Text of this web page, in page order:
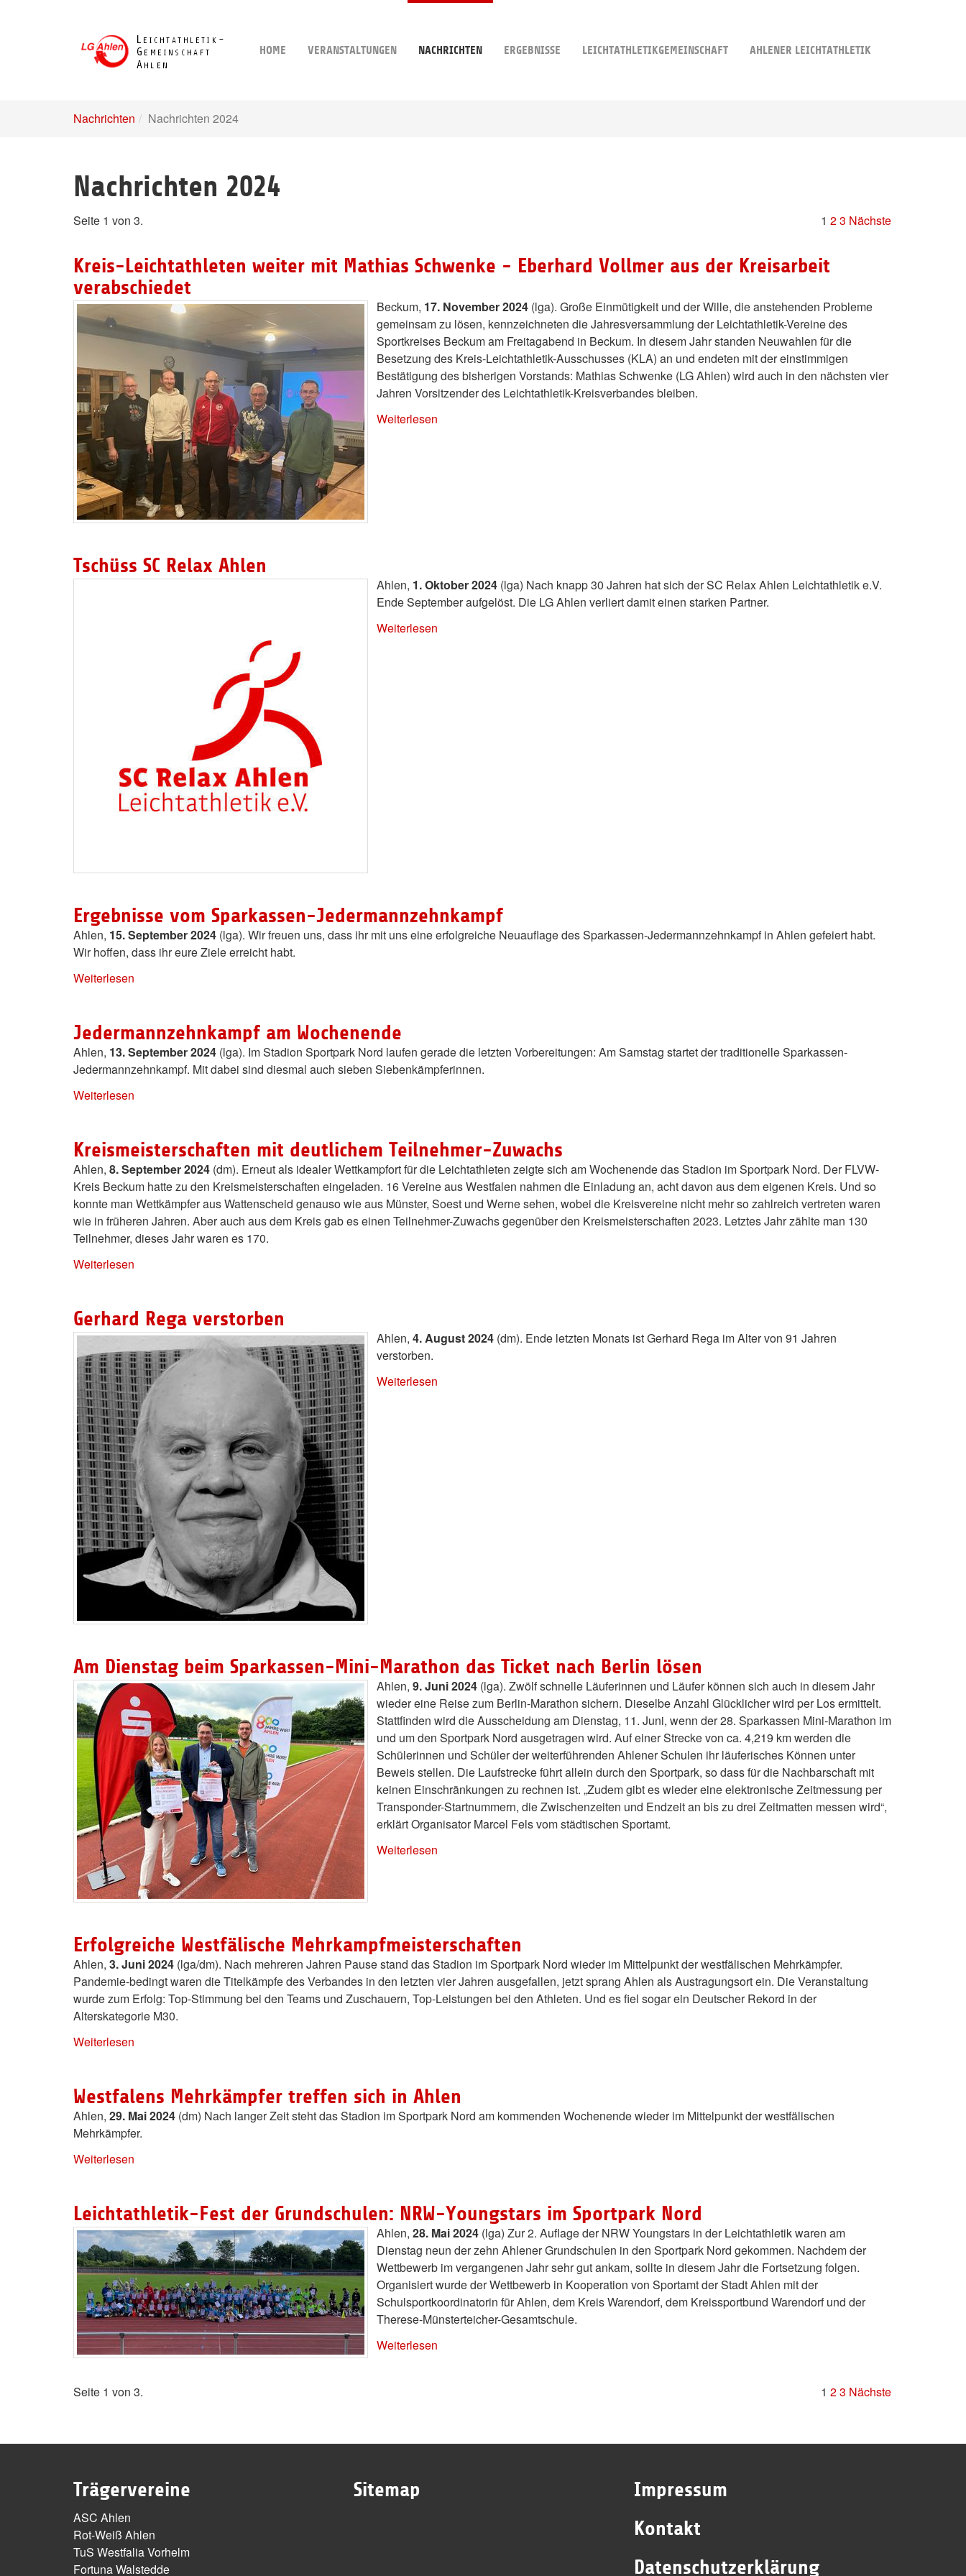
HOME VERANSTALTUNGEN NACHRICHTEN ERGEBNISSE LEICHTATHLETIKGEMEINSCHAFT AHLENER LEICHTATHLETIK
Nachrichten Nachrichten 2024
Nachrichten 2024
Seite 1 von 3. 1 23 Nächste
Kreis-Leichtathleten weiter mit Mathias Schwenke - Eberhard Vollmer aus der Kreisarbeit
verabschiedet
Beckum, 17. November 2024 (lga). Große Einmütigkeit und der Wille, die anstehenden Probleme
gemeinsam zu lösen, kennzeichneten die Jahresversammlung der Leichtathletik-Vereine des
Sportkreises Beckum am Freitagabend in Beckum. In diesem Jahr standen Neuwahlen für die
Besetzung des Kreis-Leichtathletik-Ausschusses (KLA) an und endeten mit der einstimmigen
Bestätigung des bisherigen Vorstands: Mathias Schwenke (LG Ahlen) wird auch in den nächsten vier
Jahren Vorsitzender des Leichtathletik-Kreisverbandes bleiben.
Weiterlesen
Tschüss SC Relax Ahlen
Ahlen, 1. Oktober 2024 (lga) Nach knapp 30 Jahren hat sich der SC Relax Ahlen Leichtathletik e.V.
Ende September aufgelöst. Die LG Ahlen verliert damit einen starken Partner.
Weiterlesen
Ergebnisse vom Sparkassen-Jedermannzehnkampf
Ahlen, 15. September 2024 (lga). Wir freuen uns, dass ihr mit uns eine erfolgreiche Neuauflage des Sparkassen-Jedermannzehnkampf in Ahlen gefeiert habt.
Wir hoffen, dass ihr eure Ziele erreicht habt.
Weiterlesen
Jedermannzehnkampf am Wochenende
Ahlen, 13. September 2024 (lga). Im Stadion Sportpark Nord laufen gerade die letzten Vorbereitungen: Am Samstag startet der traditionelle Sparkassen-
Jedermannzehnkampf. Mit dabei sind diesmal auch sieben Siebenkämpferinnen.
Weiterlesen
Kreismeisterschaften mit deutlichem Teilnehmer-Zuwachs
Ahlen, 8. September 2024 (dm). Erneut als idealer Wettkampfort für die Leichtathleten zeigte sich am Wochenende das Stadion im Sportpark Nord. Der FLVW-
Kreis Beckum hatte zu den Kreismeisterschaften eingeladen. 16 Vereine aus Westfalen nahmen die Einladung an, acht davon aus dem eigenen Kreis. Und so
konnte man Wettkämpfer aus Wattenscheid genauso wie aus Münster, Soest und Werne sehen, wobei die Kreisvereine nicht mehr so zahlreich vertreten waren
wie in früheren Jahren. Aber auch aus dem Kreis gab es einen Teilnehmer-Zuwachs gegenüber den Kreismeisterschaften 2023. Letztes Jahr zählte man 130
Teilnehmer, dieses Jahr waren es 170.
Weiterlesen
Gerhard Rega verstorben
Ahlen, 4. August 2024 (dm). Ende letzten Monats ist Gerhard Rega im Alter von 91 Jahren
verstorben.
Weiterlesen
Am Dienstag beim Sparkassen-Mini-Marathon das Ticket nach Berlin lösen
Ahlen, 9. Juni 2024 (lga). Zwölf schnelle Läuferinnen und Läufer können sich auch in diesem Jahr
wieder eine Reise zum Berlin-Marathon sichern. Dieselbe Anzahl Glücklicher wird per Los ermittelt.
Stattfinden wird die Ausscheidung am Dienstag, 11. Juni, wenn der 28. Sparkassen Mini-Marathon im
und um den Sportpark Nord ausgetragen wird. Auf einer Strecke von ca. 4,219 km werden die
Schülerinnen und Schüler der weiterführenden Ahlener Schulen ihr läuferisches Können unter
Beweis stellen. Die Laufstrecke führt allein durch den Sportpark, so dass für die Nachbarschaft mit
keinen Einschränkungen zu rechnen ist. „Zudem gibt es wieder eine elektronische Zeitmessung per
Transponder-Startnummern, die Zwischenzeiten und Endzeit an bis zu drei Zeitmatten messen wird“,
erklärt Organisator Marcel Fels vom städtischen Sportamt.
Weiterlesen
Erfolgreiche Westfälische Mehrkampfmeisterschaften
Ahlen, 3. Juni 2024 (lga/dm). Nach mehreren Jahren Pause stand das Stadion im Sportpark Nord wieder im Mittelpunkt der westfälischen Mehrkämpfer.
Pandemie-bedingt waren die Titelkämpfe des Verbandes in den letzten vier Jahren ausgefallen, jetzt sprang Ahlen als Austragungsort ein. Die Veranstaltung
wurde zum Erfolg: Top-Stimmung bei den Teams und Zuschauern, Top-Leistungen bei den Athleten. Und es fiel sogar ein Deutscher Rekord in der
Alterskategorie M30.
Weiterlesen
Westfalens Mehrkämpfer treffen sich in Ahlen
Ahlen, 29. Mai 2024 (dm) Nach langer Zeit steht das Stadion im Sportpark Nord am kommenden Wochenende wieder im Mittelpunkt der westfälischen
Mehrkämpfer.
Weiterlesen
Leichtathletik-Fest der Grundschulen: NRW-Youngstars im Sportpark Nord
Ahlen, 28. Mai 2024 (lga) Zur 2. Auflage der NRW Youngstars in der Leichtathletik waren am
Dienstag neun der zehn Ahlener Grundschulen in den Sportpark Nord gekommen. Nachdem der
Wettbewerb im vergangenen Jahr sehr gut ankam, sollte in diesem Jahr die Fortsetzung folgen.
Organisiert wurde der Wettbewerb in Kooperation von Sportamt der Stadt Ahlen mit der
Schulsportkoordinatorin für Ahlen, dem Kreis Warendorf, dem Kreissportbund Warendorf und der
Therese-Münsterteicher-Gesamtschule.
Weiterlesen
Seite 1 von 3. 1 23 Nächste
Trägervereine
ASC Ahlen
Rot-Weiß Ahlen
TuS Westfalia Vorhelm
Fortuna Walstedde
Sitemap
Impressum
Kontakt
Datenschutzerklärung